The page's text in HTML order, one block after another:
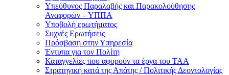
Υπεύθυνος Παραλαβής και Παρακολούθησης
Αναφορών – ΥΠΠΑ
Υποβολή ερωτήματος
Συχνές Ερωτήσεις
Πρόσβαση στην Υπηρεσία
Έντυπα για τον Πολίτη
Καταγγελίες που αφορούν τα έργα του ΤΑΑ
Στρατηγική κατά της Απάτης / Πολιτικής Δεοντολογίας